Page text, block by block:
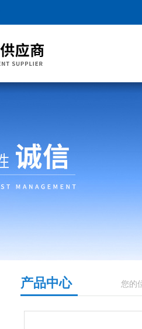
您的
产品中心